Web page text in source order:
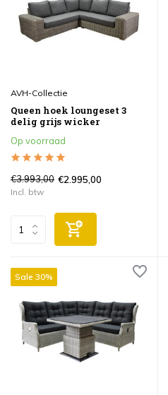
AVH-Collectie
Queen hoek loungeset 3
delig grijs wicker
Op voorraad
€3.993,00 €2.995,00
Incl. btw
Sale 30%